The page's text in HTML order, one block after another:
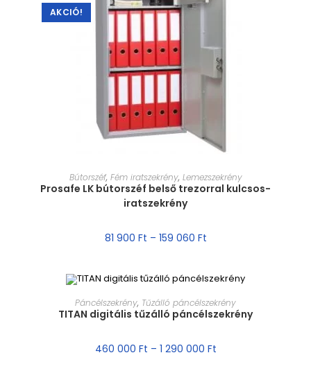
AKCIÓ!
MÉRET VÁLASZTÁSA
Bútorszéf, Fém iratszekrény, Lemezszekrény
Prosafe LK bútorszéf belső trezorral kulcsos-
iratszekrény
81 900 Ft – 159 060 Ft
MÉRET VÁLASZTÁSA
Páncélszekrény, Tűzálló páncélszekrény
TITAN digitális tűzálló páncélszekrény
460 000 Ft – 1 290 000 Ft